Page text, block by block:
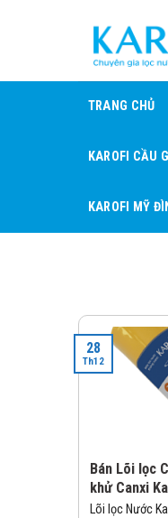
TRANG CHỦ
KAROFI CẦU
KAROFI MỸ
Bán Lõi lọc
khử Canxi
Lõi lọc Nước
28
Th12